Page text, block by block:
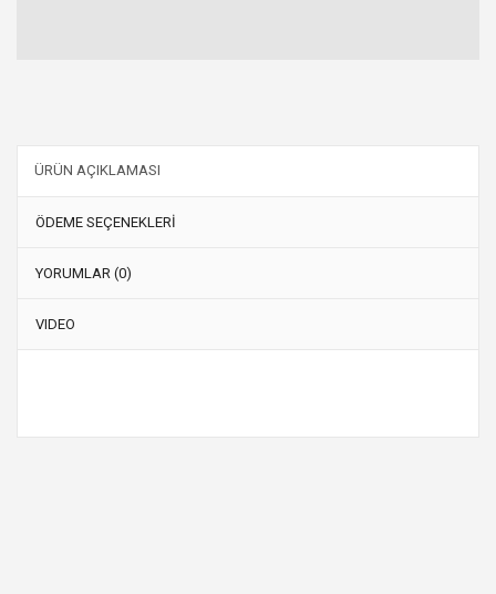
ÜRÜN AÇIKLAMASI
ÖDEME SEÇENEKLERİ
YORUMLAR (0)
VIDEO